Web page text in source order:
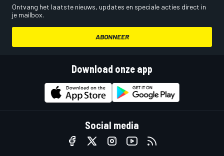
Ontvang het laatste nieuws, updates en speciale acties direct in
je mailbox.
ABONNEER
Download onze app
Social media